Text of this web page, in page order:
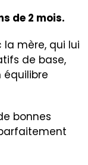
de 2 mois.
mère, qui lui
de base,
équilibre
bonnes